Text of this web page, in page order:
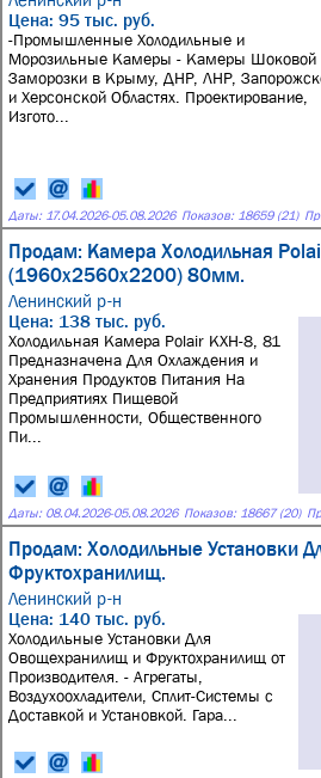
Цена: 95 тыс. руб.
-Промышленные Холодильные и
Морозильные Камеры - Камеры Шоковой
Заморозки в Крыму, ДНР, ЛНР,
и Херсонской Областях. Проектирование,
Изгото...
Даты: 17.04.2026-05.08.2026 Показов: 18659 (21)
Продам: Камера Холодильная
(1960х2560х2200) 80мм.
Ленинский р-н
Цена: 138 тыс. руб.
Холодильная Камера Polair КХН-8, 81
Предназначена Для Охлаждения и
Хранения Продуктов Питания На
Предприятиях Пищевой
Промышленности, Общественного
Пи...
Даты: 08.04.2026-05.08.2026 Показов: 18667 (20)
Продам: Холодильные Установки
Фруктохранилищ.
Ленинский р-н
Цена: 140 тыс. руб.
Холодильные Установки Для
Овощехранилищ и Фруктохранилищ от
Производителя. - Агрегаты,
Воздухоохладители, Сплит-Системы с
Доставкой и Установкой. Гара...